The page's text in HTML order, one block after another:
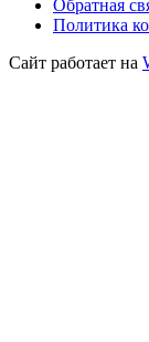
Обратная
Политика
Сайт работает на